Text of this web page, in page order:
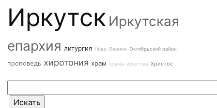
Иркутск Иркутская
епархия литургия Ново-Ленино Октябрьский район
проповедь хиротония храм храмы иркутска Христос